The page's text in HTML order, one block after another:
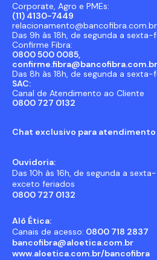
Corporate, Agro e PMEs:
(11) 4130-7449
relacionamento@bancofibra.com.br
Das 9h às 18h, de segunda a
Confirme Fibra:
0800 500 0085,
confirme.fibra@bancofibra.com.br
Das 8h às 18h, de segunda a
SAC:
Canal de Atendimento ao Cliente
0800 727 0132
Chat exclusivo para atendimento
Ouvidoria:
Das 10h às 16h, de segunda a
exceto feriados
0800 727 0132
Alô Ética:
Canais de acesso: 0800 718 2837
bancofibra@aloetica.com.br
www.aloetica.com.br/bancofibra